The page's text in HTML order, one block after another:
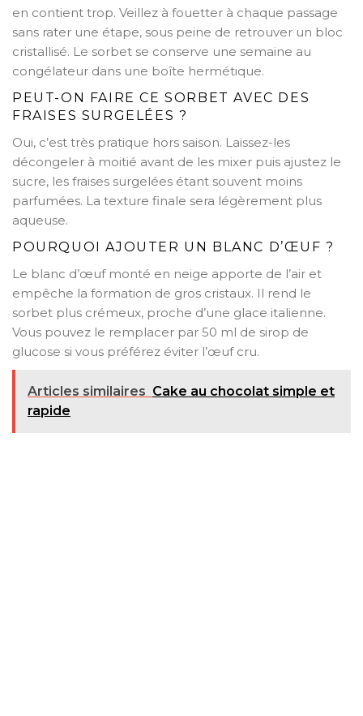
en contient trop. Veillez à fouetter à chaque passage
sans rater une étape, sous peine de retrouver un bloc
cristallisé. Le sorbet se conserve une semaine au
congélateur dans une boîte hermétique.
PEUT-ON FAIRE CE SORBET AVEC DES
FRAISES SURGELÉES ?
Oui, c’est très pratique hors saison. Laissez-les
décongeler à moitié avant de les mixer puis ajustez le
sucre, les fraises surgelées étant souvent moins
parfumées. La texture finale sera légèrement plus
aqueuse.
POURQUOI AJOUTER UN BLANC D’ŒUF ?
Le blanc d’œuf monté en neige apporte de l’air et
empêche la formation de gros cristaux. Il rend le
sorbet plus crémeux, proche d’une glace italienne.
Vous pouvez le remplacer par 50 ml de sirop de
glucose si vous préférez éviter l’œuf cru.
Articles similaires Cake au chocolat simple et
rapide